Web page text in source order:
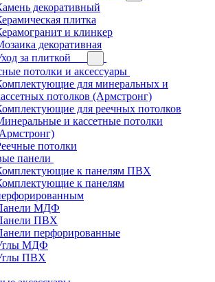
декоративный
плитка
и клинкер
декоративная
за плиткой
потолки и аксессуары
для минеральных и
потолков (Армстронг)
для реечных потолков
и кассетные потолки
потолки
панели
к панелям ПВХ
к панелям
МДФ
ПВХ
перфорированные
МДФ
ПВХ